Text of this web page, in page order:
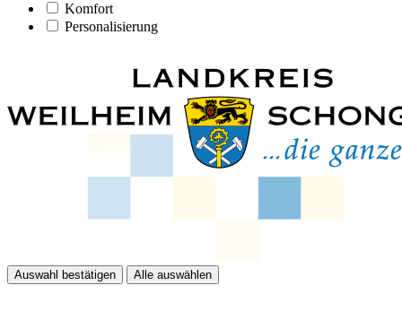
Komfort
Personalisierung
Auswahl bestätigen Alle auswählen